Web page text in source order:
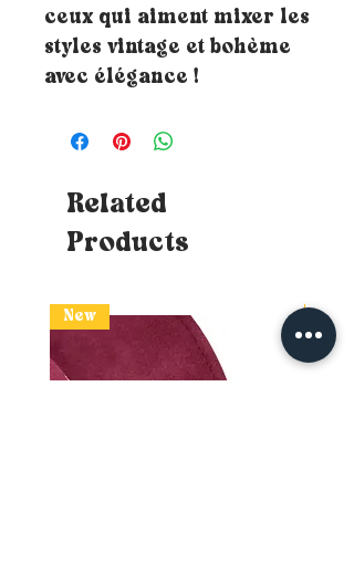
ceux qui aiment mixer les
styles vintage et bohème
avec élégance !
Related
Products
New New